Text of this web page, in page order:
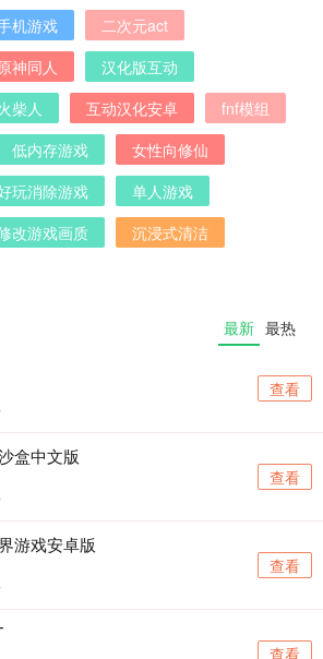
机游戏
二次元act
原神同人
汉化版互动
柴人 互动汉化安卓
fnf模组
低内存游戏
女性向修仙
玩消除游戏
单人游戏
改游戏画质
沉浸式清洁
最新 最热
查看
盒中文版
查看
游戏安卓版
查看
查看